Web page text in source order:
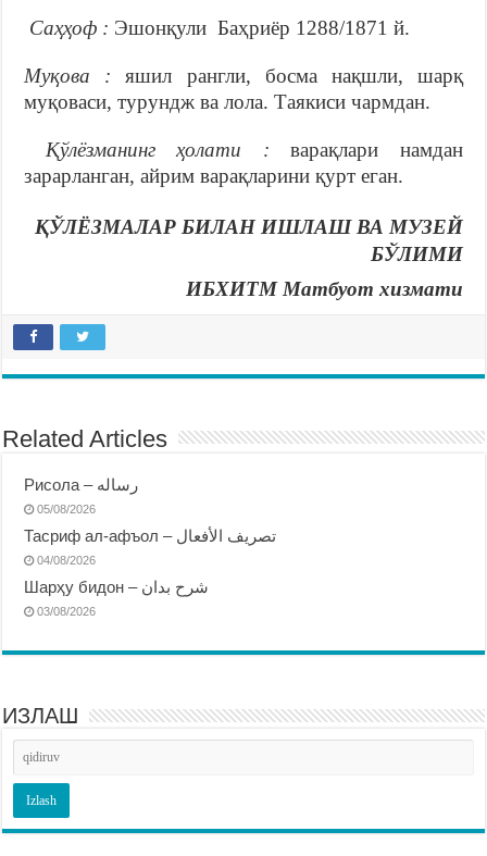
Саҳҳоф : Эшонқули Баҳриёр 1288/1871 й.
Муқова : яшил рангли, босма нақшли, шарқ
муқоваси, турундж ва лола. Таякиси чармдан.
Қўлёзманинг ҳолати :варақлари намдан
зарарланган, айрим варақларини қурт еган.
ҚЎЛЁЗМАЛАР БИЛАН ИШЛАШ ВА МУЗЕЙ
БЎЛИМИ
ИБХИТМ Матбуот хизмати
Related Articles
Рисола – رساله
05/08/2026
Тасриф ал-афъол – تصريف الأفعال
04/08/2026
Шарҳу бидон – شرح بدان
03/08/2026
ИЗЛАШ